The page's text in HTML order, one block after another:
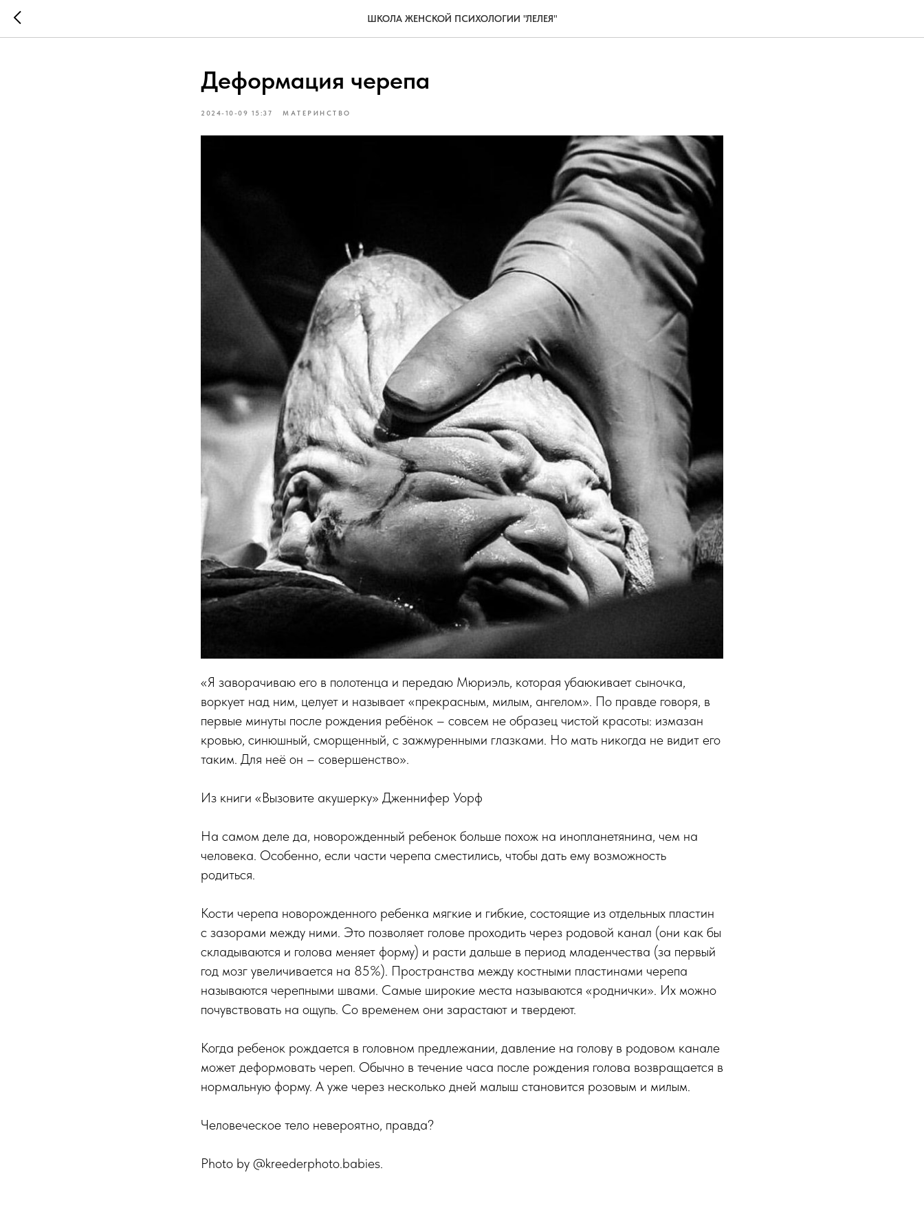
ШКОЛА ЖЕНСКОЙ ПСИХОЛОГИИ "ЛЕЛЕЯ"
Деформация черепа
2024-10-09 15:37 МАТЕРИНСТВО
«Я заворачиваю его в полотенца и передаю Мюриэль, которая убаюкивает сыночка,
воркует над ним, целует и называет «прекрасным, милым, ангелом». По правде говоря, в
первые минуты после рождения ребёнок – совсем не образец чистой красоты: измазан
кровью, синюшный, сморщенный, с зажмуренными глазками. Но мать никогда не видит его
таким. Для неё он – совершенство».
Из книги «Вызовите акушерку» Дженнифер Уорф
На самом деле да, новорожденный ребенок больше похож на инопланетянина, чем на
человека. Особенно, если части черепа сместились, чтобы дать ему возможность
родиться.
Кости черепа новорожденного ребенка мягкие и гибкие, состоящие из отдельных пластин
с зазорами между ними. Это позволяет голове проходить через родовой канал (они как бы
складываются и голова меняет форму) и расти дальше в период младенчества (за первый
год мозг увеличивается на 85%). Пространства между костными пластинами черепа
называются черепными швами. Самые широкие места называются «роднички». Их можно
почувствовать на ощупь. Со временем они зарастают и твердеют.
Когда ребенок рождается в головном предлежании, давление на голову в родовом канале
может деформовать череп. Обычно в течение часа после рождения голова возвращается в
нормальную форму. А уже через несколько дней малыш становится розовым и милым.
Человеческое тело невероятно, правда?
Photo by @kreederphoto.babies.